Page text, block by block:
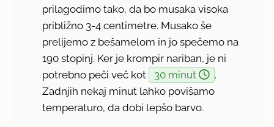
prilagodimo tako, da bo musaka visoka
približno 3-4 centimetre. Musako še
prelijemo z bešamelom in jo spečemo na
190 stopinj. Ker je krompir nariban, je ni
potrebno peči več kot
30 minut
.
Zadnjih nekaj minut lahko povišamo
temperaturo, da dobi lepšo barvo.